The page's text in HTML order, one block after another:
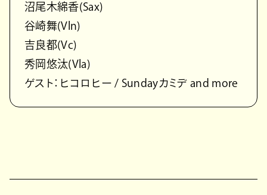
沼尾木綿香(Sax)
谷崎舞(Vln)
吉良都(Vc)
秀岡悠汰(Vla)
ゲスト：ヒコロヒー / Sundayカミデ and more